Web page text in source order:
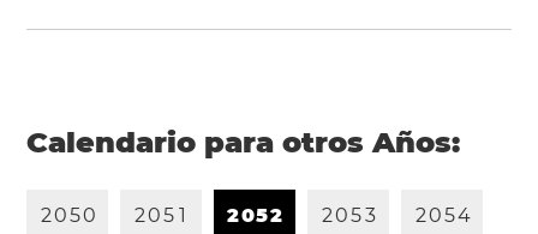
Calendario para otros Años:
2050 205 1 2052 2053 2054